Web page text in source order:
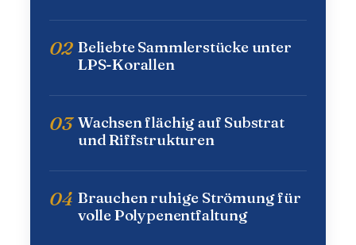
02 Beliebte Sammlerstücke unter
LPS-Korallen
03 Wachsen flächig auf Substrat
und Riffstrukturen
04 Brauchen ruhige Strömung für
volle Polypenentfaltung